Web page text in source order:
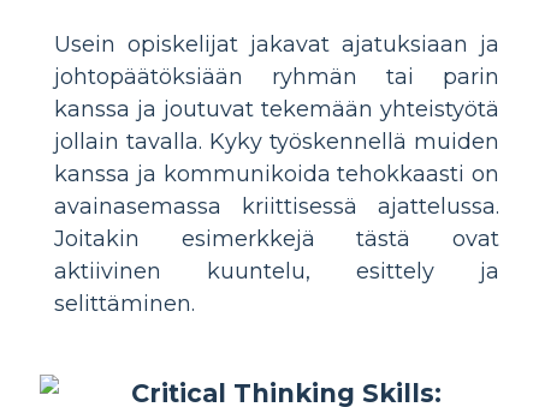
Usein opiskelijat jakavat ajatuksiaan ja
johtopäätöksiään ryhmän tai parin
kanssa ja joutuvat tekemään yhteistyötä
jollain tavalla. Kyky työskennellä muiden
kanssa ja kommunikoida tehokkaasti on
avainasemassa kriittisessä ajattelussa.
Joitakin esimerkkejä tästä ovat
aktiivinen kuuntelu, esittely ja
selittäminen.